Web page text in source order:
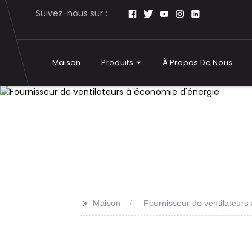
Suivez-nous sur :
Maison Produits À Propos De Nous
>> Maison Fournisseur de ventilateurs